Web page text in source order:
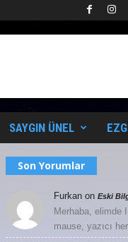
SAYGIN ÜNEL
Son Yorumlar
Furkan on Eski
Merhaba, elimde
mause, yazıcı